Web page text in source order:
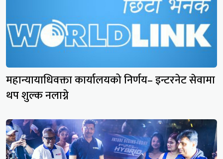
महान्यायाधिवक्ता कार्यालयको निर्णय– इन्टरनेट सेवामा
थप शुल्क नलाग्ने